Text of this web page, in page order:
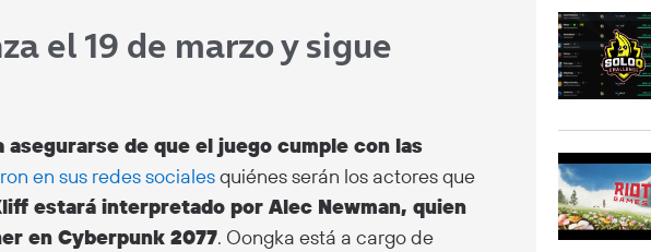
el 19 de marzo y sigue
de que el juego cumple con las
en sus redes socialesquiénes serán los actores que
estará interpretado por Alec Newman, quien
en Cyberpunk 2077. Oongka está a cargo de